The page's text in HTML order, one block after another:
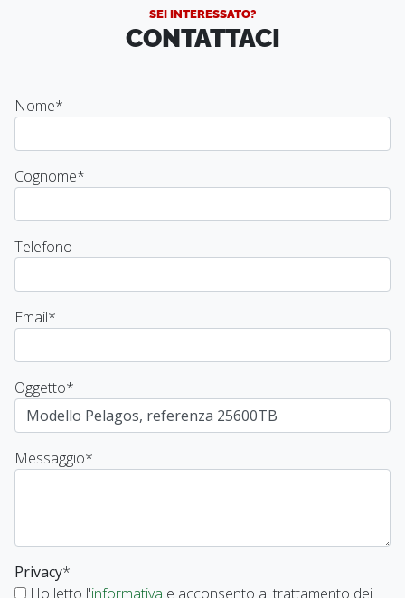
SEI INTERESSATO?
CONTATTACI
Nome*
Cognome*
Telefono
Email*
Oggetto*
Messaggio*
Privacy*
Ho letto l'informativa e acconsento al trattamento dei